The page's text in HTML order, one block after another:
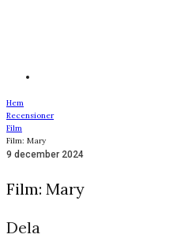
Hem
Recensioner
Film
Film: Mary
9 december 2024
Film: Mary
Dela